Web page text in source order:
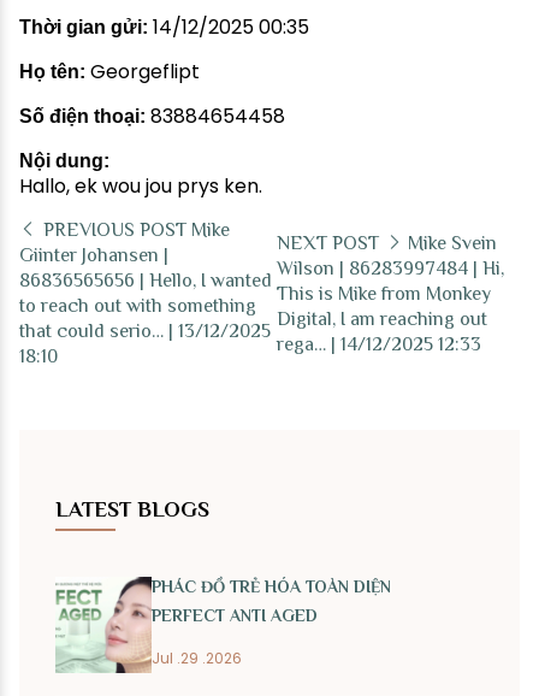
Thời gian gửi: 14/12/2025 00:35
Họ tên: Georgeflipt
Số điện thoại: 83884654458
Nội dung:
Hallo, ek wou jou prys ken.
PREVIOUS POST Mike
Giinter Johansen |
86836565656 | Hello, I wanted
to reach out with something
that could serio… | 13/12/2025
18:10
NEXT POST
Mike Svein
Wilson | 86283997484 | Hi,
This is Mike from Monkey
Digital, I am reaching out
rega… | 14/12/2025 12:33
LATEST BLOGS
PHÁC ĐỒ TRẺ HÓA TOÀN DIỆN
PERFECT ANTI AGED
Jul .29 .2026